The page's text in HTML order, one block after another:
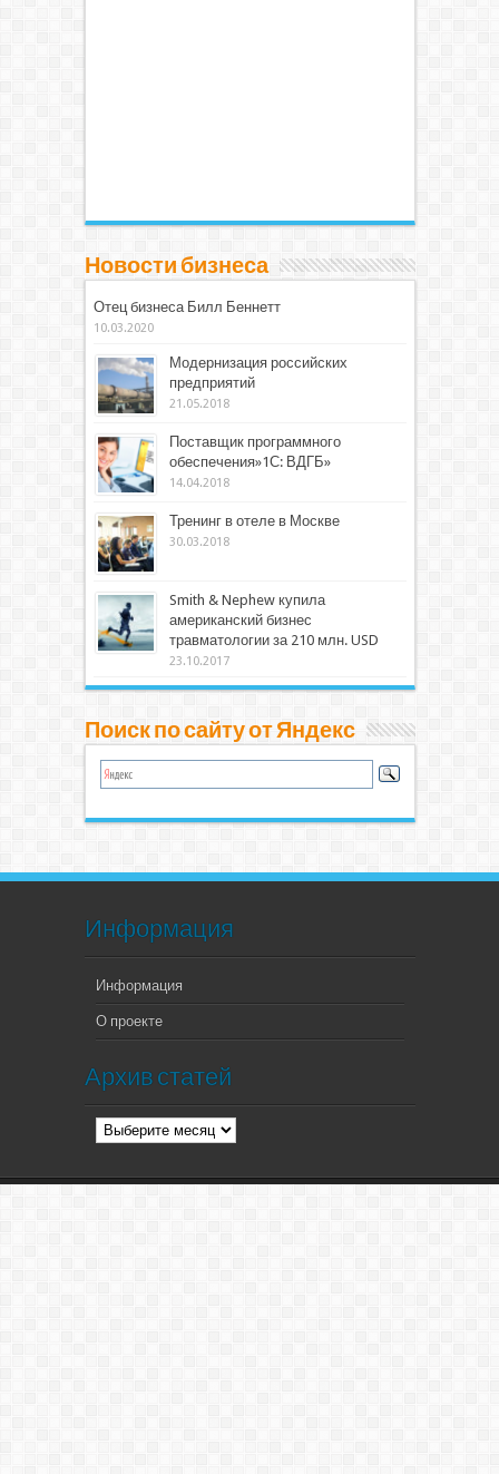
Новости бизнеса
Отец бизнеса Билл Беннетт
10.03.2020
Модернизация российских
предприятий
21.05.2018
Поставщик программного
обеспечения»1С: ВДГБ»
14.04.2018
Тренинг в отеле в Москве
30.03.2018
Smith & Nephew купила
американский бизнес
травматологии за 210 млн. USD
23.10.2017
Поиск по сайту от Яндекс
Информация
Информация
О проекте
Архив статей
Архив
статей